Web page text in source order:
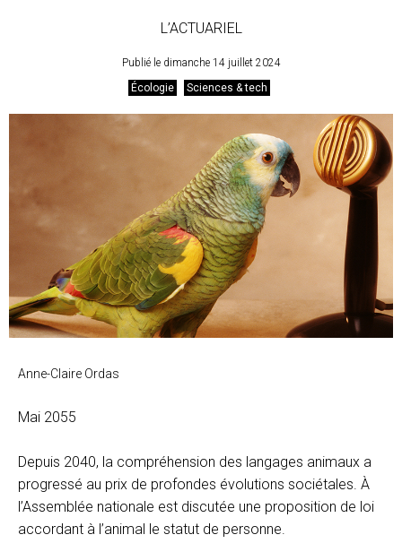
L’ACTUARIEL
Publié le dimanche 14 juillet 2024
Écologie
Sciences & tech
Anne-Claire Ordas
Mai 2055
Depuis 2040, la compréhension des langages animaux a
progressé au prix de profondes évolutions sociétales. À
l’Assemblée nationale est discutée une proposition de loi
accordant à l’animal le statut de personne.